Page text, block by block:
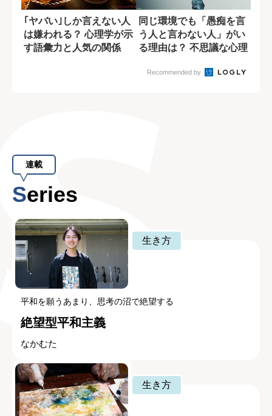
｢ヤバい｣しか言えない人
は嫌われる？ 心理学が示
す語彙力と人気の関係
同じ環境でも「愚痴を言
う人と言わない人」がい
る理由は？ 不思議な心理
Recommended by
連載
Series
生き方
平和を願うあまり、思考の沼で絶望する
絶望型平和主義
なかむた
生き方